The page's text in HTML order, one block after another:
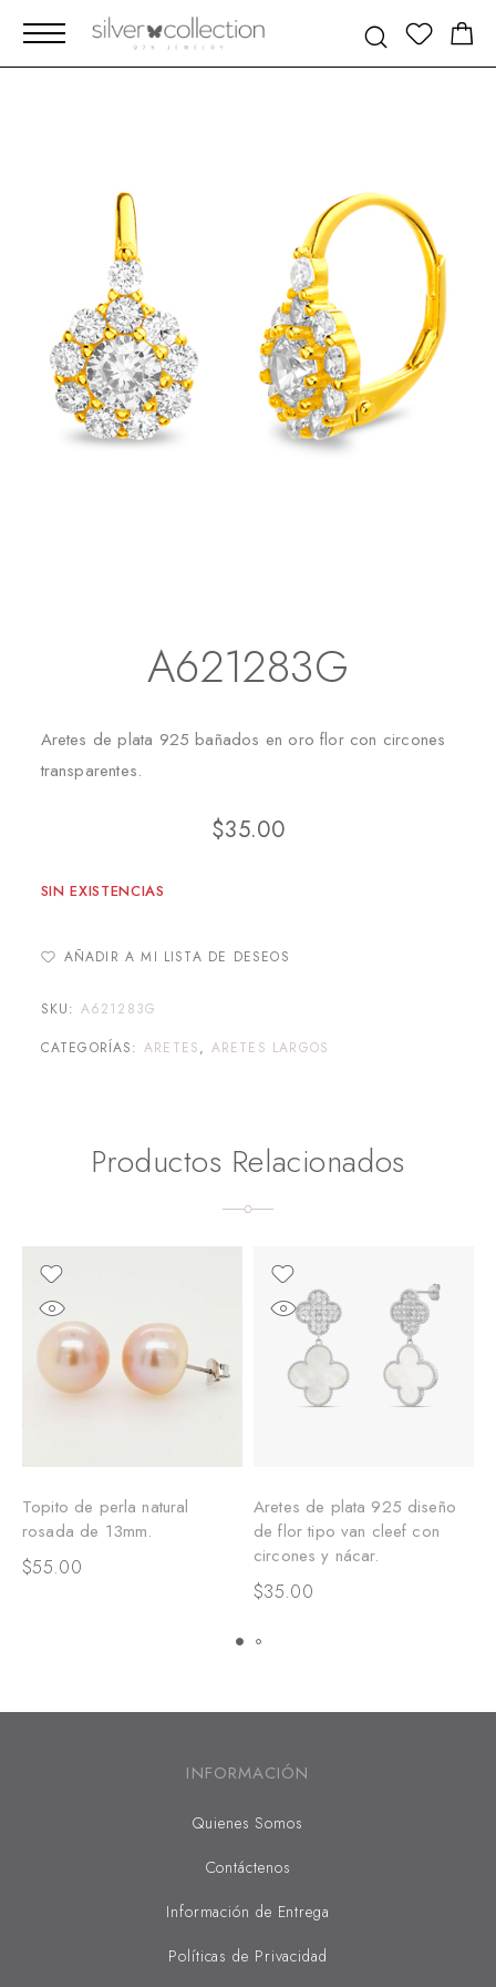
A621283G
Aretes de plata 925 bañados en oro flor con circones
transparentes.
$35.00
SIN EXISTENCIAS
AÑADIR A MI LISTA DE DESEOS
SKU: A621283G
CATEGORÍAS: ARETES, ARETES LARGOS
Productos Relacionados
Topito de perla natural
rosada de 13mm.
$55.00
Aretes de plata 925 diseño
de flor tipo van cleef con
circones y nácar.
$35.00
INFORMACIÓN
Quienes Somos
Contáctenos
Información de Entrega
Políticas de Privacidad